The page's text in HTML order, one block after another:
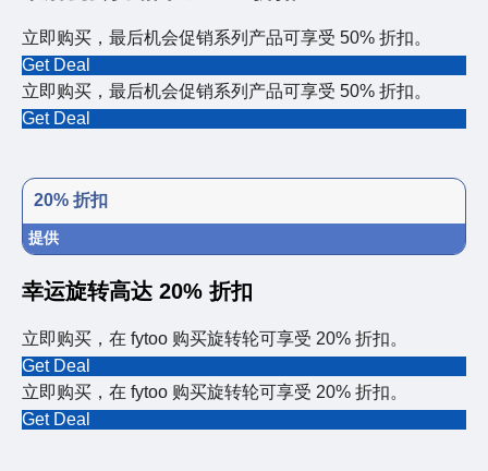
立即购买，最后机会促销系列产品可享受 50% 折扣。
Get Deal
立即购买，最后机会促销系列产品可享受 50% 折扣。
Get Deal
20% 折扣
提供
幸运旋转高达 20% 折扣
立即购买，在 fytoo 购买旋转轮可享受 20% 折扣。
Get Deal
立即购买，在 fytoo 购买旋转轮可享受 20% 折扣。
Get Deal